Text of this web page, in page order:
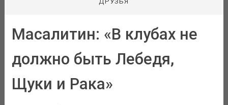
Масалитин: «В клубах не
должно быть Лебедя,
Щуки и Рака»